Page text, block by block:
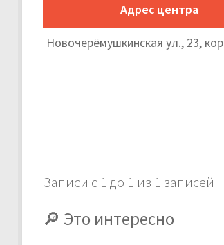
Адрес центра
Новочерёмушкинская ул., 23,
Записи с 1 до 1 из 1 записей
Это интересно